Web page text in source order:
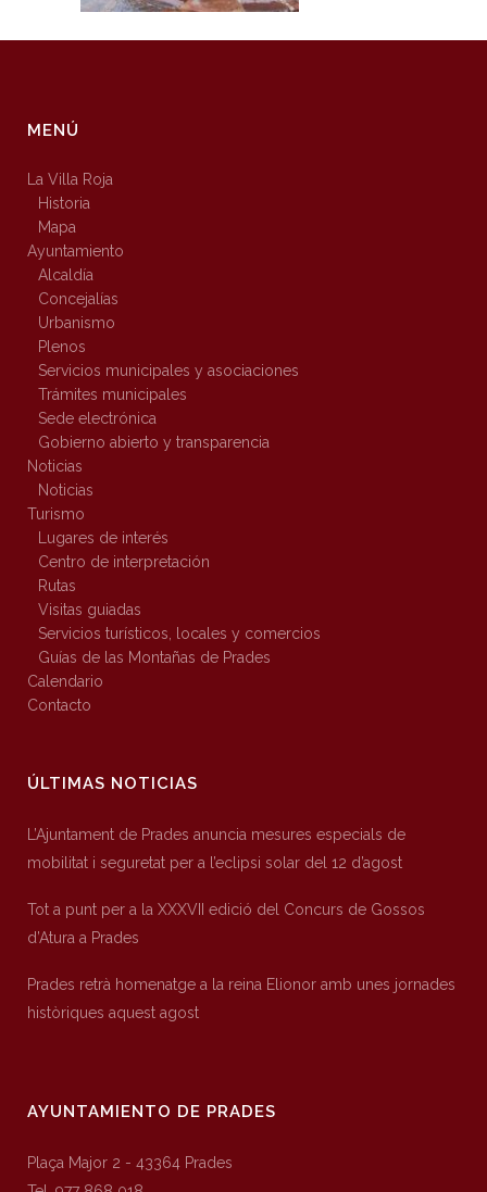
MENÚ
La Villa Roja
Historia
Mapa
Ayuntamiento
Alcaldía
Concejalías
Urbanismo
Plenos
Servicios municipales y asociaciones
Trámites municipales
Sede electrónica
Gobierno abierto y transparencia
Noticias
Noticias
Turismo
Lugares de interés
Centro de interpretación
Rutas
Visitas guiadas
Servicios turísticos, locales y comercios
Guías de las Montañas de Prades
Calendario
Contacto
ÚLTIMAS NOTICIAS
L’Ajuntament de Prades anuncia mesures especials de
mobilitat i seguretat per a l’eclipsi solar del 12 d’agost
Tot a punt per a la XXXVII edició del Concurs de Gossos
d’Atura a Prades
Prades retrà homenatge a la reina Elionor amb unes jornades
històriques aquest agost
AYUNTAMIENTO DE PRADES
Plaça Major 2 - 43364 Prades